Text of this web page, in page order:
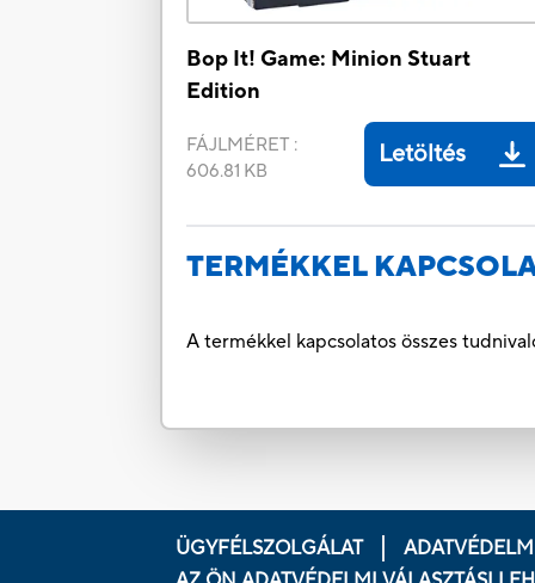
Bop It! Game: Minion Stuart
Edition
FÁJLMÉRET :
606.81 KB
Letöltés
TERMÉKKEL
A termékkel kapcsolatos összes
ÜGYFÉLSZOLGÁLAT